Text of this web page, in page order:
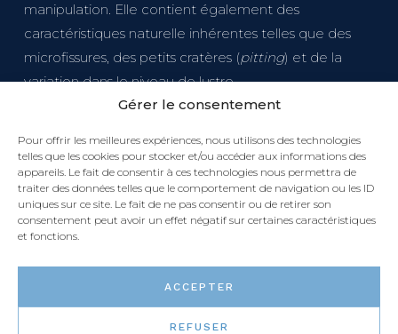
Gérer le consentement
Pour offrir les meilleures expériences, nous utilisons des technologies
telles que les cookies pour stocker et/ou accéder aux informations des
appareils. Le fait de consentir à ces technologies nous permettra de
traiter des données telles que le comportement de navigation ou les ID
uniques sur ce site. Le fait de ne pas consentir ou de retirer son
consentement peut avoir un effet négatif sur certaines caractéristiques
et fonctions.
ACCEPTER
REFUSER
manipulation. Elle contient également des
caractéristiques naturelle inhérentes telles que des
microfissures, des petits cratères (pitting) et de la
variation dans le niveau de lustre.